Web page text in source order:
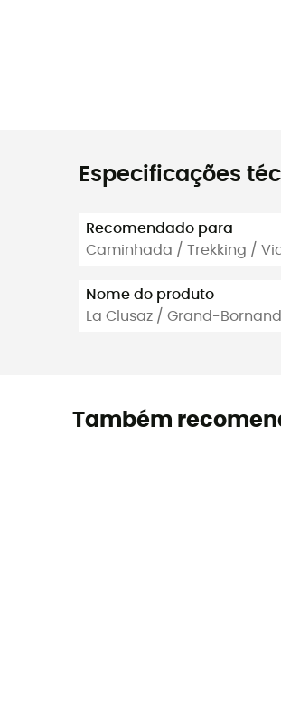
Especificações
Recomendado para
Caminhada / Trekking /
Nome do produto
La Clusaz / Grand-Bornand
Também